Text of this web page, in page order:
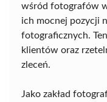
wśród fotografów
ich mocnej pozycji
fotograficznych.
klientów oraz
zleceń.
Jako zakład